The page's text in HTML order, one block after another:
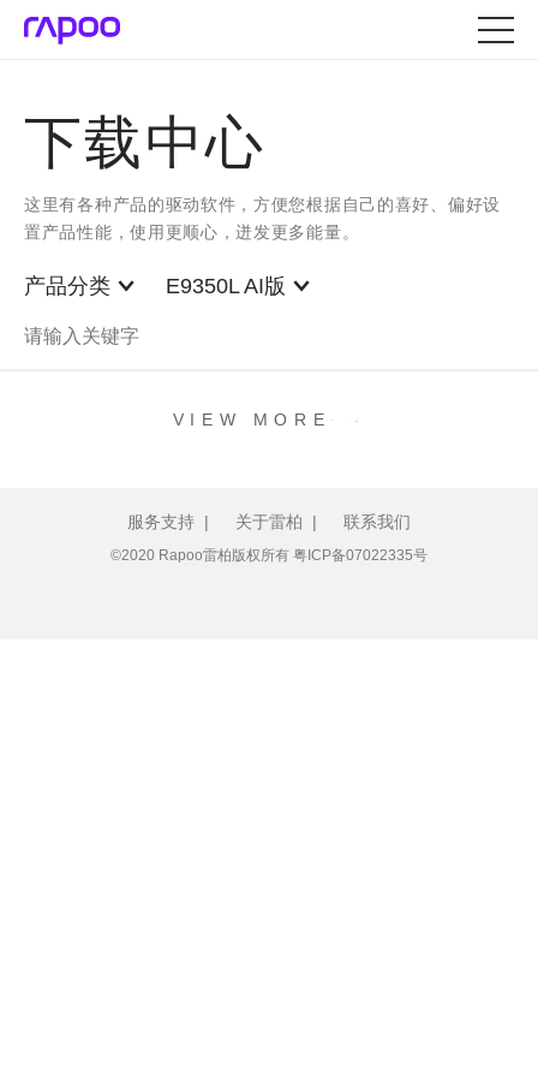
下载中心
这里有各种产品的驱动软件，方便您根据自己的喜好、偏好设
置产品性能，使用更顺心，迸发更多能量。
产品分类 E9350L AI版
VIEW MORE .
服务支持 | 关于雷柏 | 联系我们
©2020 Rapoo雷柏版权所有 粤ICP备07022335号